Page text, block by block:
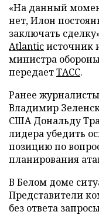
«На данный
нет, Илон
заключать
Atlanticисточник
министра
передаетТАСС.
Ранее
Владимир
США Дональду
лидера убедить
позицию по
планирования
В Белом доме
Представители
без ответа